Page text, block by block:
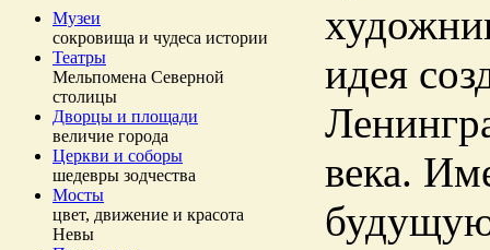
Музеи
сокровища и чудеса истории
Театры
Мельпомена Северной
столицы
Дворцы и площади
величие города
Церкви и соборы
шедевры зодчества
Мосты
цвет, движение и красота
Невы
идея
века.
будущую